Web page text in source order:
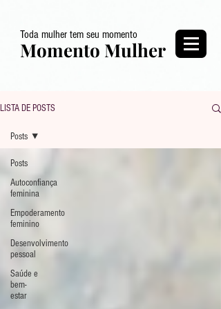
Momento Mulher
Toda mulher tem seu momento
LISTA DE POSTS
Posts
Autoconfiança
feminina
Empoderamento
feminino
Desenvolvimento
pessoal
Saúde e
bem-
estar
Posts